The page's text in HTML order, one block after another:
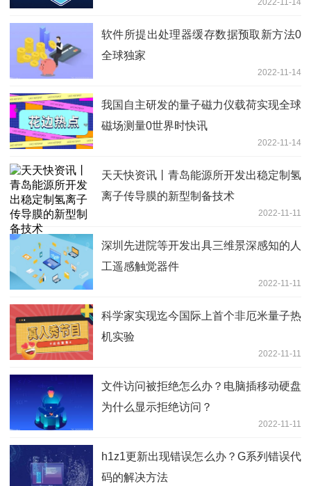
2022-11-14
软件所提出处理器缓存数据预取新方法0
全球独家
2022-11-14
我国自主研发的量子磁力仪载荷实现全球
磁场测量0世界时快讯
2022-11-14
天天快资讯丨青岛能源所开发出稳定制氢
离子传导膜的新型制备技术
2022-11-11
深圳先进院等开发出具三维景深感知的人
工遥感触觉器件
2022-11-11
科学家实现迄今国际上首个非厄米量子热
机实验
2022-11-11
文件访问被拒绝怎么办？电脑插移动硬盘
为什么显示拒绝访问？
2022-11-11
h1z1更新出现错误怎么办？G系列错误代
码的解决方法